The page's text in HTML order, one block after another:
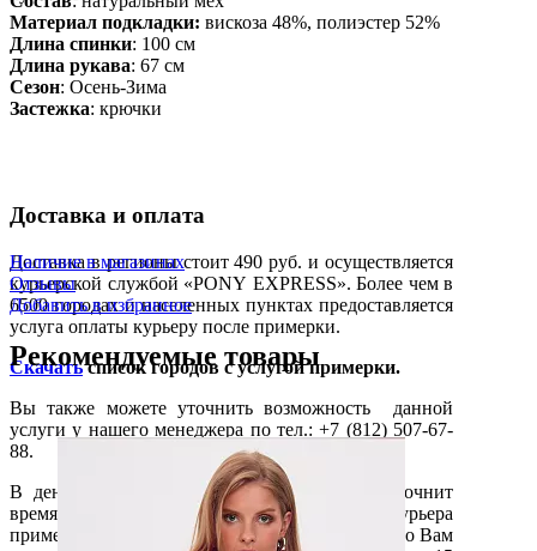
Материал подкладки: вискоза 48%, полиэстер 52%
Длина спинки: 100 см
Длина рукава: 67 см
Сезон: Осень-Зима
Застежка: крючки
Доставка и оплата
Доставка в регионы стоит 490 руб. и осуществляется
курьерской службой «PONY EXPRESS». Более чем в
6500 городах и населенных пунктах предоставляется
услуга оплаты курьеру после примерки.
Скачатьсписок городов с услугой примерки.
Вы также можете уточнить возможность данной
услуги у нашего менеджера по тел.: +7 (812) 507-67-
88.
В день доставки Курьер позвонит Вам и уточнит
время доставки. Вы можете в присутствии Курьера
примерить заказанные Вами вещи, и если что-то Вам
Наличие в магазинах
Отзывы
Добавить в избранное
Рекомендуемые товары